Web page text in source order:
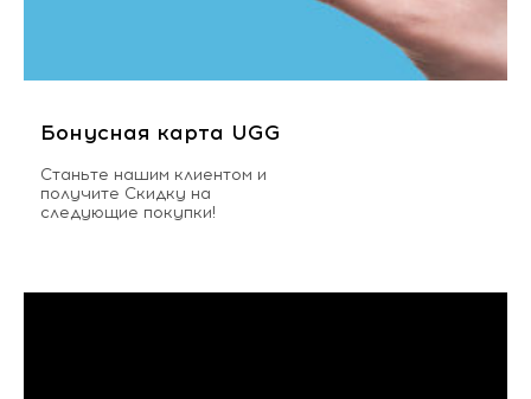
Бонусная карта UGG
Станьте нашим клиентом и
получите Скидку на
следующие покупки!